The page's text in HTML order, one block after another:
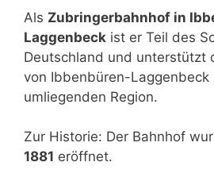
Als Zubringerbahnhof in
Laggenbeck ist er Teil des
Deutschland und unterstützt
von Ibbenbüren-Laggenbeck
umliegenden Region.
Zur Historie: Der Bahnhof
1881 eröffnet.